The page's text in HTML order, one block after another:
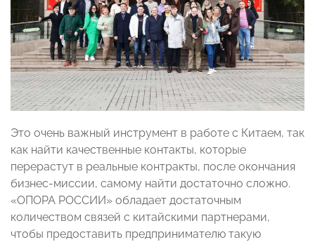
Это очень важный инструмент в работе с Китаем, так
как найти качественные контакты, которые
перерастут в реальные контракты, после окончания
бизнес-миссии, самому найти достаточно сложно.
«ОПОРА РОССИИ» обладает достаточным
количеством связей с китайскими партнерами,
чтобы предоставить предпринимателю такую